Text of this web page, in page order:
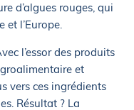
d’algues rouges, qui
et l’Europe.
l’essor des produits
et
vers ces ingrédients
Résultat ? La